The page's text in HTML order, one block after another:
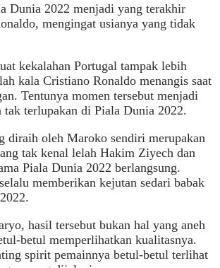
Dunia 2022 menjadi yang terakhir
mengingat usianya yang tidak
kekalahan Portugal tampak lebih
kala Cristiano Ronaldo menangis saat
Tentunya momen tersebut menjadi
tak terlupakan di Piala Dunia 2022.
diraih oleh Maroko sendiri merupakan
tak kenal lelah Hakim Ziyech dan
Piala Dunia 2022 berlangsung.
memberikan kejutan sedari babak
hasil tersebut bukan hal yang aneh
betul memperlihatkan kualitasnya.
spirit pemainnya betul-betul terlihat